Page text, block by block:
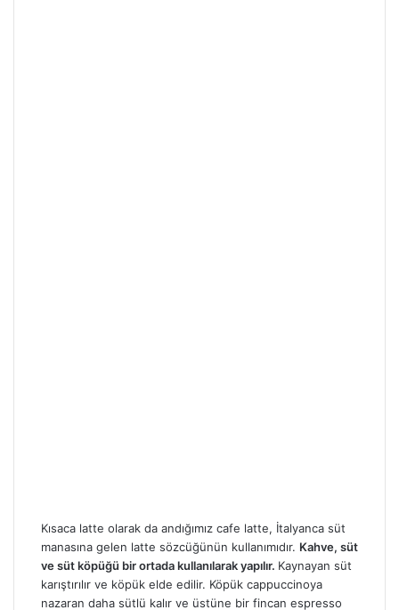
Kısaca latte olarak da andığımız cafe latte, İtalyanca süt
manasına gelen latte sözcüğünün kullanımıdır. Kahve, süt
ve süt köpüğü bir ortada kullanılarak yapılır. Kaynayan süt
karıştırılır ve köpük elde edilir. Köpük cappuccinoya
nazaran daha sütlü kalır ve üstüne bir fincan espresso